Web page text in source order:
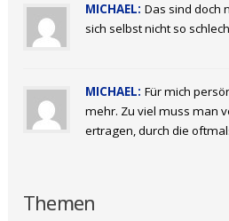
MICHAEL: Das sind doch
sich selbst nicht so
MICHAEL: Für mich
mehr. Zu viel muss man
ertragen, durch die
Themen